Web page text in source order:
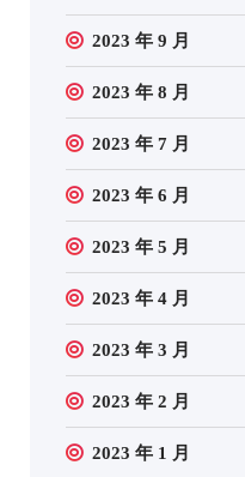
2023 年 9 月
2023 年 8 月
2023 年 7 月
2023 年 6 月
2023 年 5 月
2023 年 4 月
2023 年 3 月
2023 年 2 月
2023 年 1 月